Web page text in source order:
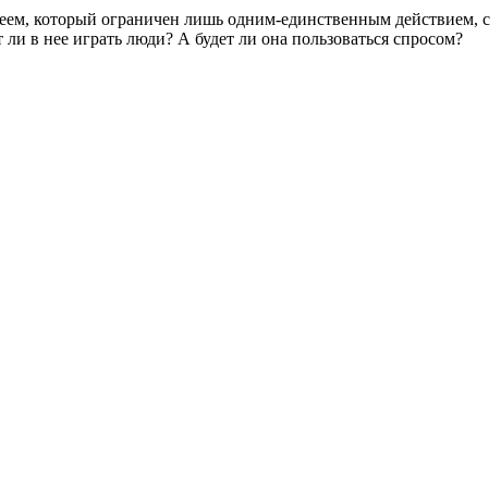
который ограничен лишь одним-единственным действием, с
в нее играть люди? А будет ли она пользоваться спросом?